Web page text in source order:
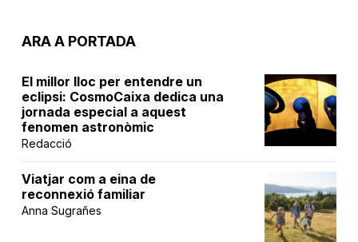
ARA A PORTADA
El millor lloc per entendre un
eclipsi: CosmoCaixa dedica una
jornada especial a aquest
fenomen astronòmic
Redacció
Viatjar com a eina de
reconnexió familiar
Anna Sugrañes